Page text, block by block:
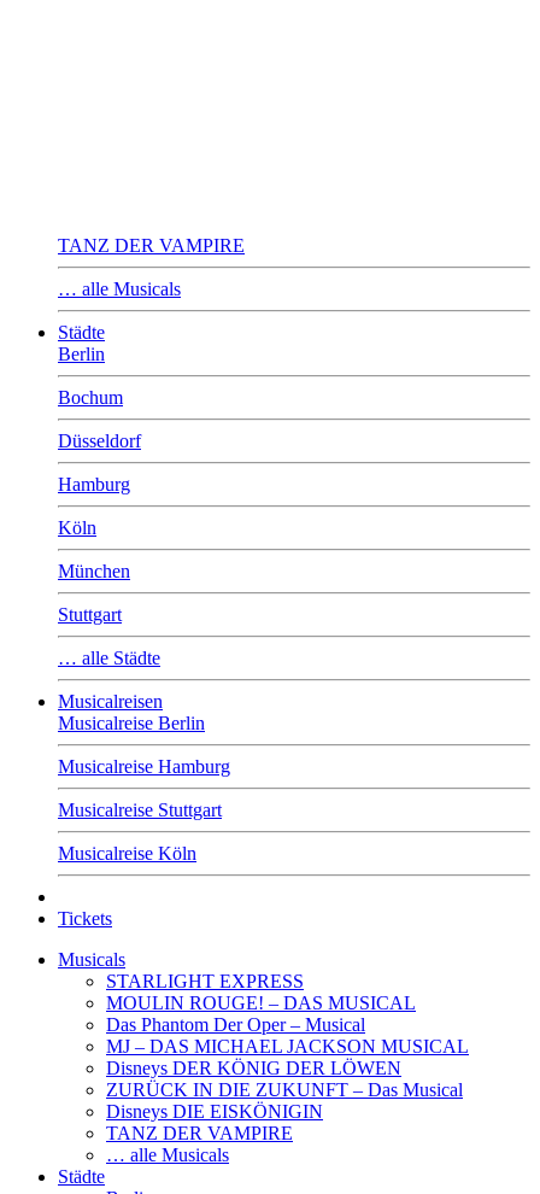
TANZ DER VAMPIRE
… alle Musicals
Städte
Berlin
Bochum
Düsseldorf
Hamburg
Köln
München
Stuttgart
… alle Städte
Musicalreisen
Musicalreise Berlin
Musicalreise Hamburg
Musicalreise Stuttgart
Musicalreise Köln
Tickets
Musicals
STARLIGHT EXPRESS
MOULIN ROUGE! – DAS MUSICAL
Das Phantom Der Oper – Musical
MJ – DAS MICHAEL JACKSON MUSICAL
Disneys DER KÖNIG DER LÖWEN
ZURÜCK IN DIE ZUKUNFT – Das Musical
Disneys DIE EISKÖNIGIN
TANZ DER VAMPIRE
… alle Musicals
Städte